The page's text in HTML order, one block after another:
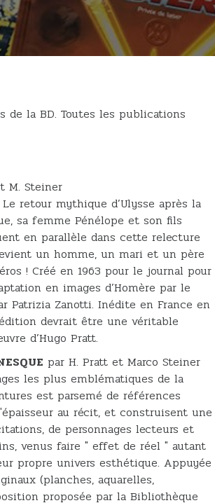
de la BD. Toutes les publications
M. Steiner
retour mythique d’Ulysse après la
sa femme Pénélope et son fils
en parallèle dans cette relecture
un homme, un mari et un père
! Créé en 1963 pour le journal pour
en images d’Homère par le
Patrizia Zanotti. Inédite en France en
devrait être une véritable
d’Hugo Pratt.
par H. Pratt et Marco Steiner
les plus emblématiques de la
est parsemé de références
au récit, et construisent une
de personnages lecteurs et
venus faire " effet de réel " autant
propre univers esthétique. Appuyée
(planches, aquarelles,
proposée par la Bibliothèque